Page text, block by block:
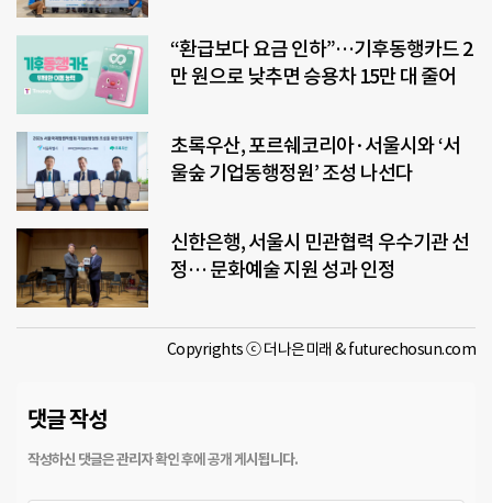
“환급보다 요금 인하”…기후동행카드 2
만 원으로 낮추면 승용차 15만 대 줄어
초록우산, 포르쉐코리아·서울시와 ‘서
울숲 기업동행정원’ 조성 나선다
신한은행, 서울시 민관협력 우수기관 선
정… 문화예술 지원 성과 인정
Copyrights ⓒ 더나은미래 & futurechosun.com
댓글 작성